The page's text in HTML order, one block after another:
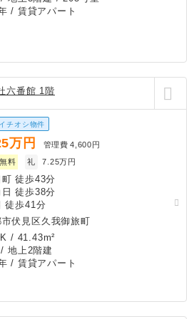
/ 賃貸アパート
六番館 1階
イチオシ物件
万円 管理費 4,600円
無料 礼 7.25万円
町 徒歩43分
徒歩38分
徒歩41分
伏見区久我御旅町
/ 41.43m²
地上2階建
/ 賃貸アパート